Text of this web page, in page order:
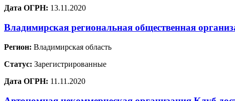
Дата ОГРН: 13.11.2020
Владимирская региональная общественная
Регион: Владимирская область
Статус: Зарегистрированные
Дата ОГРН: 11.11.2020